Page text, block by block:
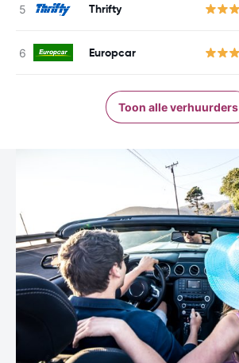
Thrifty
Europcar
Toon alle verhuurders